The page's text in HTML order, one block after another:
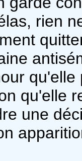
rien
qu'elle
une